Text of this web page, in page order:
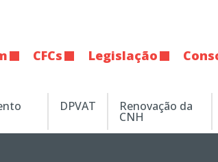
CFCs Legislação
DPVAT Renovação da
CNH